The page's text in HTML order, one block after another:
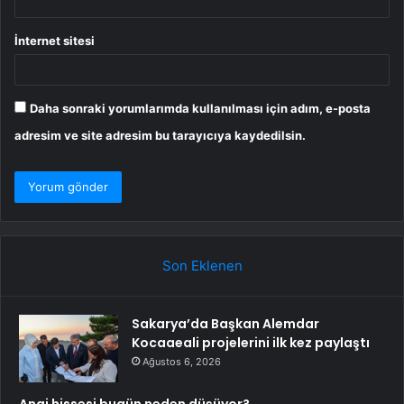
İnternet sitesi
Daha sonraki yorumlarımda kullanılması için adım, e-posta
adresim ve site adresim bu tarayıcıya kaydedilsin.
Son Eklenen
Sakarya’da Başkan Alemdar
Kocaaeali projelerini ilk kez paylaştı
Ağustos 6, 2026